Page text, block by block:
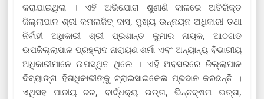
କରାଯାଇଥିଲା । ଏହି ଅଭିଯୋଗ ଶୁଣାଣି କାଳରେ ଅତିରିକ୍ତ
ଜିଲ୍ଲାପାଳ ଶ୍ରୀ କମଲଜିତ୍ ଦାସ, ମୁଖ୍ୟ ଉନ୍ନୟନ ଅଧିକାରୀ ତଥା
ନିର୍ବାହୀ ଅଧିକାରୀ ଶ୍ରୀ ପ୍ରଶାନ୍ତ କୁମାର ନାୟକ, ଆଠଗଡ
ଉପଜିଲ୍ଲାପାଳ ପ୍ରହ୍ଲାଦ ନାରାୟଣ ଶର୍ମା ଏବଂ ଅନ୍ୟାନ୍ୟ ବିଭାଗୀୟ
ଅଧିକାରୀମାନେ ଉପସ୍ଥିତ ଥିଲେ । ଏହି ଅବସରରେ ଜିଲ୍ଲାପାଳ
ଦିବ୍ୟାଙ୍ଗ ହିତାଧିକାରୀଙ୍କୁ ଟ୍ରାଇସାଇକେଲ ପ୍ରଦାନ କରଛନ୍ତି ।
ଏଥିସହ ପାନୀୟ ଜଳ, ବାର୍ଦ୍ଧକ୍ୟ ଭତ୍ତା, ଭିନ୍ନକ୍ଷମ ଭତ୍ତା,